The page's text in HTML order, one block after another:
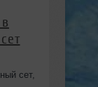
сет,